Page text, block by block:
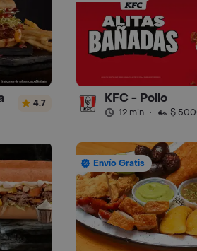
4.7 KFC - Pollo
12 min · $
Envío Gratis